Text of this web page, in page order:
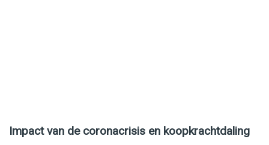
Impact van de coronacrisis en koopkrachtdaling